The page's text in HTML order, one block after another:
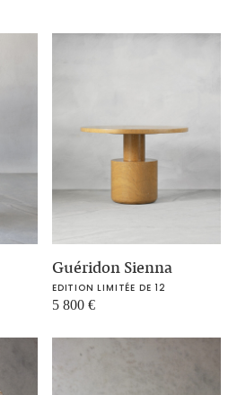
Guéridon Sienna
EDITION LIMITÉE DE 12
5 800 €